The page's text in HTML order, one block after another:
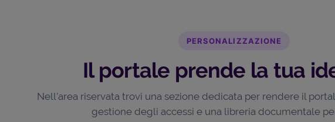
PERSONALIZZAZIONE
Il portale prende la tua
Nell’area riservata trovi una sezione dedicata per rendere il
gestione degli accessi e una libreria documentale